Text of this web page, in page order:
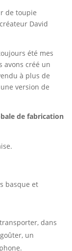
de toupie
David
été mes
avons créé un
à plus de
version de
de fabrication
basque et
dans
un